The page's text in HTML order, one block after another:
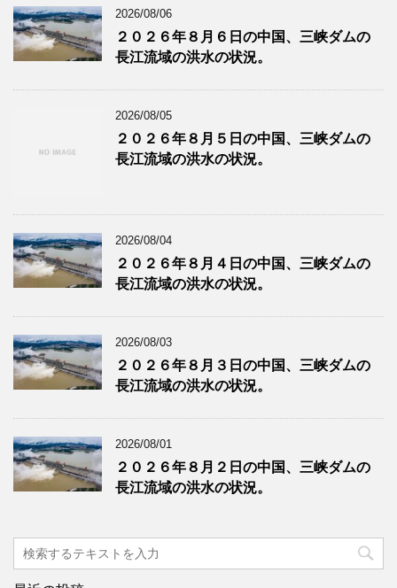
2026/08/06
２０２６年８月６日の中国、三峡ダムの
長江流域の洪水の状況。
2026/08/05
２０２６年８月５日の中国、三峡ダムの
長江流域の洪水の状況。
2026/08/04
２０２６年８月４日の中国、三峡ダムの
長江流域の洪水の状況。
2026/08/03
２０２６年８月３日の中国、三峡ダムの
長江流域の洪水の状況。
2026/08/01
２０２６年８月２日の中国、三峡ダムの
長江流域の洪水の状況。